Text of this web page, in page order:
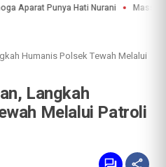
Hati Nurani Massa Reuni 212
Humanis Polsek Tewah Melalui
Langkah
Melalui Patroli